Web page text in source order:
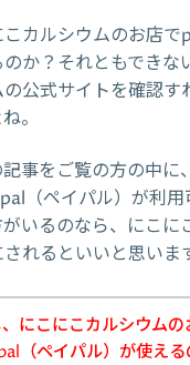
カルシウムのお店
か？それともできな
公式サイトを確認す
。
事をご覧の方の中に
（ペイパル）が利用
いるのなら、にこに
れるといいと思いま
にこにこカルシウムの
（ペイパル）が使え